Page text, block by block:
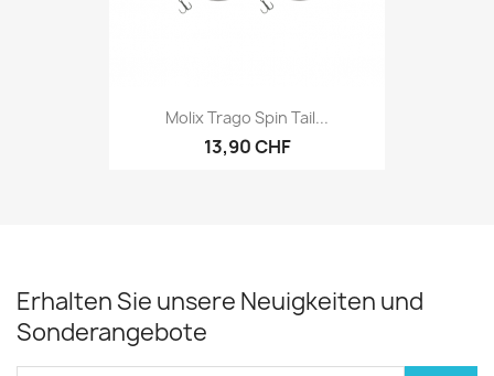
Molix Trago Spin Tail...
13,90 CHF
Erhalten Sie unsere Neuigkeiten und
Sonderangebote